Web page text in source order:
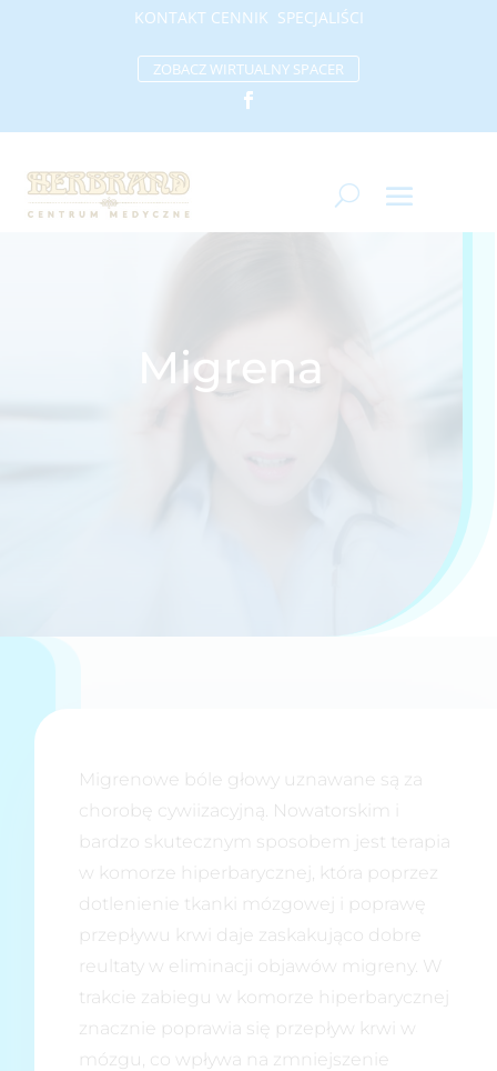
KONTAKTCENNIK SPECJALIŚCI
ZOBACZ WIRTUALNY SPACER
Migrena
Migrenowe bóle głowy uznawane są za
chorobę cywiizacyjną. Nowatorskim i
bardzo skutecznym sposobem jest terapia
w komorze hiperbarycznej, która poprzez
dotlenienie tkanki mózgowej i poprawę
przepływu krwi daje zaskakująco dobre
reultaty w eliminacji objawów migreny. W
trakcie zabiegu w komorze hiperbarycznej
znacznie poprawia się przepływ krwi w
mózgu, co wpływa na zmniejszenie